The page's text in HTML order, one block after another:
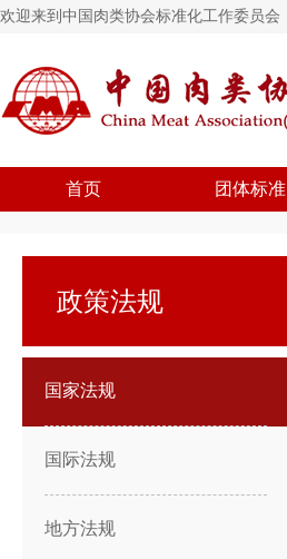
欢迎来到中国肉类协会标准化工作委员会
首页 团体标准
政策法规
国家法规
国际法规
地方法规